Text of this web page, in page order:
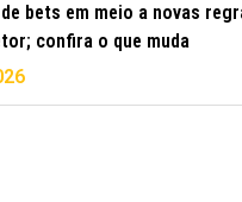
bets em meio a novas
confira o que muda